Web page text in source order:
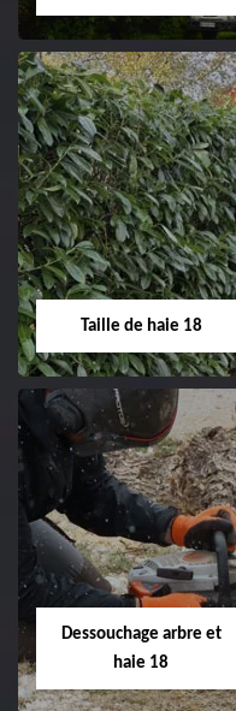
Elagage d'arbre 18
Entreprise élagage
d'arbre 18 Cher tel:
02.52.56.49.40
Taille de haie 18
Taille de haie 18
Entreprise taille de haie
18 Cher tel:
02.52.56.49.40
Dessouchage arbre et
haie 18